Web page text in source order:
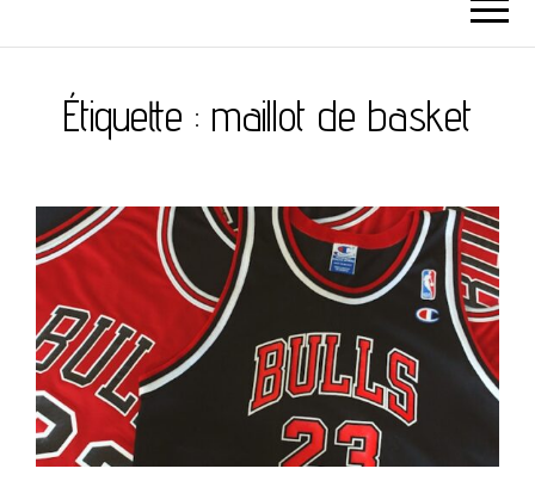
Étiquette : maillot de basket